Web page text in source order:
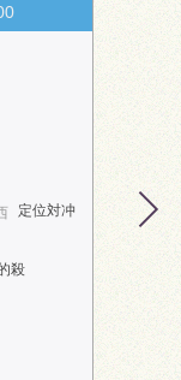
定位対冲
殺